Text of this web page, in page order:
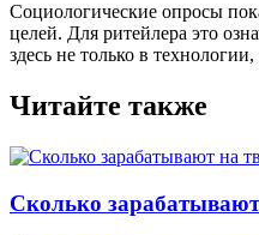
Социологические опросы
целей. Для ритейлера это
здесь не только в
Читайте также
Сколько